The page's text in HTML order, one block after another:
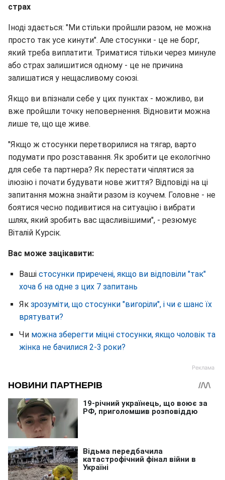
страх
Іноді здається: "Ми стільки пройшли разом, не можна
просто так усе кинути". Але стосунки - це не борг,
який треба виплатити. Триматися тільки через минуле
або страх залишитися одному - це не причина
залишатися у нещасливому союзі.
Якщо ви впізнали себе у цих пунктах - можливо, ви
вже пройшли точку неповернення. Відновити можна
лише те, що ще живе.
"Якщо ж стосунки перетворилися на тягар, варто
подумати про розставання. Як зробити це екологічно
для себе та партнера? Як перестати чіплятися за
ілюзію і почати будувати нове життя? Відповіді на ці
запитання можна знайти разом із коучем. Головне - не
боятися чесно подивитися на ситуацію і вибрати
шлях, який зробить вас щасливішими", - резюмує
Віталій Курсік.
Вас може зацікавити:
Ваші стосунки приречені, якщо ви відповіли "так"
хоча б на одне з цих 7 запитань
Як зрозуміти, що стосунки "вигоріли", і чи є шанс їх
врятувати?
Чи можна зберегти міцні стосунки, якщо чоловік та
жінка не бачилися 2-3 роки?